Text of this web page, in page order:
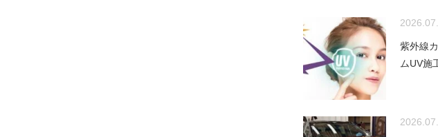
紫外線
ムUV施